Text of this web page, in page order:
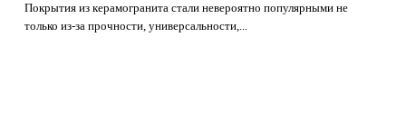
Покрытия из керамогранита стали невероятно популярными не
только из-за прочности, универсальности,...